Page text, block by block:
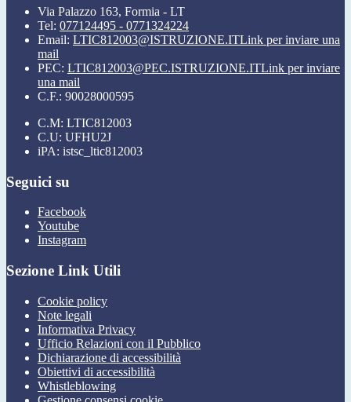
Via Palazzo 163, Formia - LT
Tel: 077124495 - 0771324224
Email: LTIC812003@ISTRUZIONE.ITLink per inviare una
mail
PEC: LTIC812003@PEC.ISTRUZIONE.ITLink per inviare
una mail
C.F.: 90028000595
C.M: LTIC812003
C.U: UFHU2J
iPA: istsc_ltic812003
Seguici su
Facebook
Youtube
Instagram
Sezione Link Utili
Cookie policy
Note legali
Informativa Privacy
Ufficio Relazioni con il Pubblico
Dichiarazione di accessibilità
Obiettivi di accessibilità
Whistleblowing